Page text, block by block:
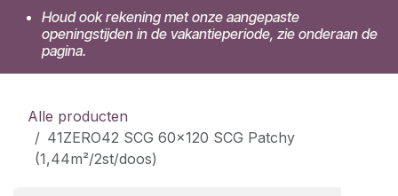
Houd ook rekening met onze aangepaste
openingstijden in de vakantieperiode, zie onderaan de
pagina.
Alle producten
41ZERO42 SCG 60x120 SCG Patchy
(1,44m²/2st/doos)